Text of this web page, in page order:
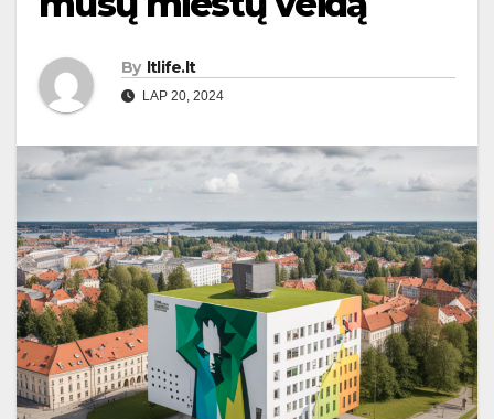
By ltlife.lt
LAP 20, 2024